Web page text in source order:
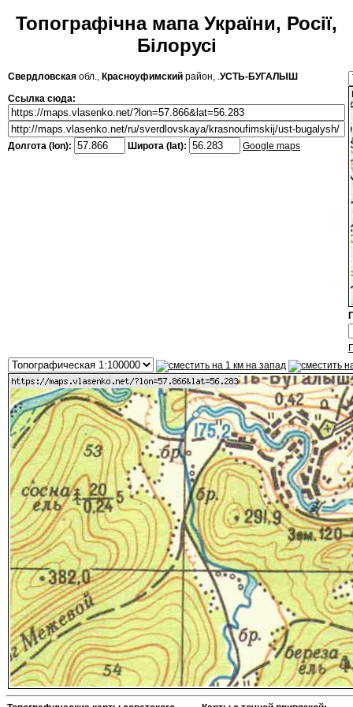
Топографічна мапа України, Росії,
Білорусі
Свердловская обл., Красноуфимский район, .УСТЬ-БУГАЛЫШ
Ссылка сюда:
Долгота (lon): Широта (lat): Google maps